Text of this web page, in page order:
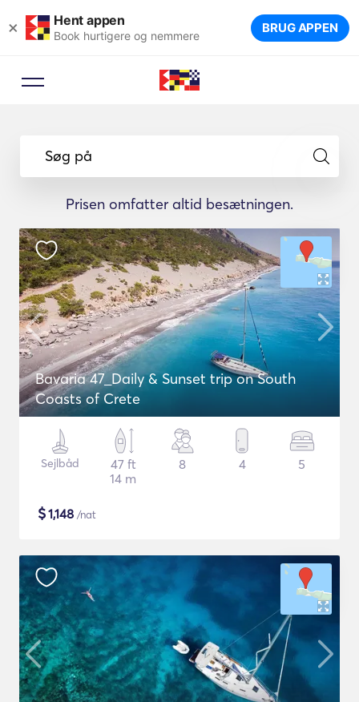
× Hent appen
Book hurtigere og nemmere BRUG APPEN
Søg på
Prisen omfatter altid besætningen.
Bavaria 47_Daily & Sunset trip on South
Coasts of Crete
Sejlbåd
47 ft
14 m
8 4 5
$1,148 /nat